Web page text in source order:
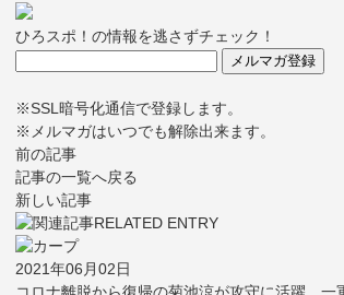
ひろスポ！の情報を逃さずチェック！
※SSL暗号化通信で登録します。
※メルマガはいつでも解除出来ます。
前の記事
記事の一覧へ戻る
新しい記事
2021年06月02日